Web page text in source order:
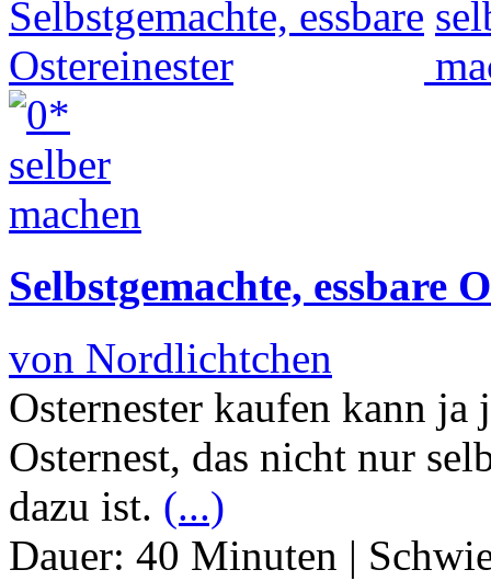
Selbstgemachte, essbare
von Nordlichtchen
Osternester kaufen kann
Osternest, das nicht nur
dazu ist. (...)
Dauer: 40 Minuten |